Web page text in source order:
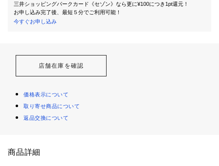
三井ショッピングパークカード《セゾン》なら更に¥100につき1pt還元！
お申し込み完了後、最短５分でご利用可能！
今すぐお申し込み
店舗在庫を確認
価格表示について
取り寄せ商品について
返品交換について
商品詳細